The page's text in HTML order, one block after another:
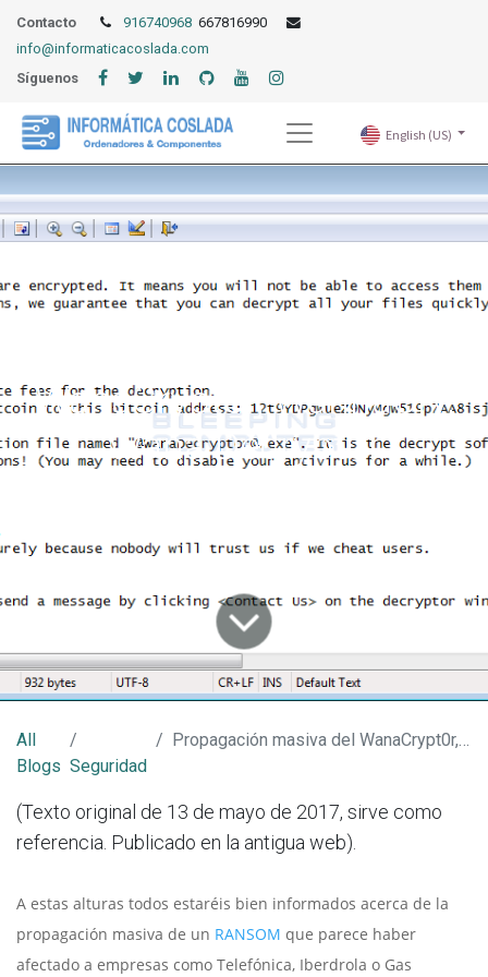
Contacto 916740968 667816990
info@informaticacoslada.com
Síguenos
English (US)
WanaCrypt0r, WannaCry,
Wana Decrypt0r
All
Blogs Seguridad
Propagación masiva del WanaCrypt0r, WannaCry, Wana Decrypt0r
(Texto original de 13 de mayo de 2017, sirve como
referencia. Publicado en la antigua web).
A estas alturas todos estaréis bien informados acerca de la
propagación masiva de un RANSOM que parece haber
afectado a empresas como Telefónica, Iberdrola o Gas